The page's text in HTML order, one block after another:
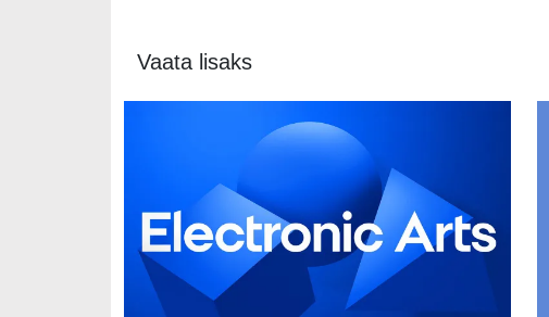
Vaata lisaks